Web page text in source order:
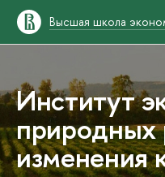
Высшая школа
Институт
природных
изменения